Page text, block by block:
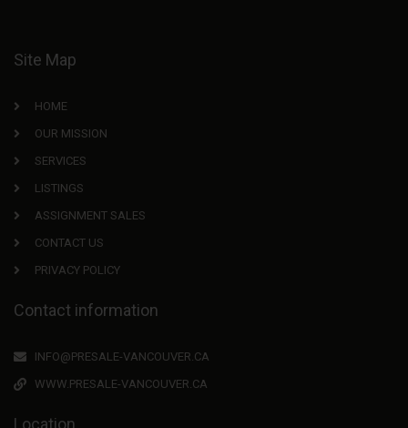
Site Map
HOME
OUR MISSION
SERVICES
LISTINGS
ASSIGNMENT SALES
CONTACT US
PRIVACY POLICY
Contact information
INFO@PRESALE-VANCOUVER.CA
WWW.PRESALE-VANCOUVER.CA
Location